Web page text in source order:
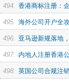
494. 香港商标注册：
495. 海外公司开户全
496. 亚马逊新规落地
497. 内地人注册香港
498. 英国公司合规注